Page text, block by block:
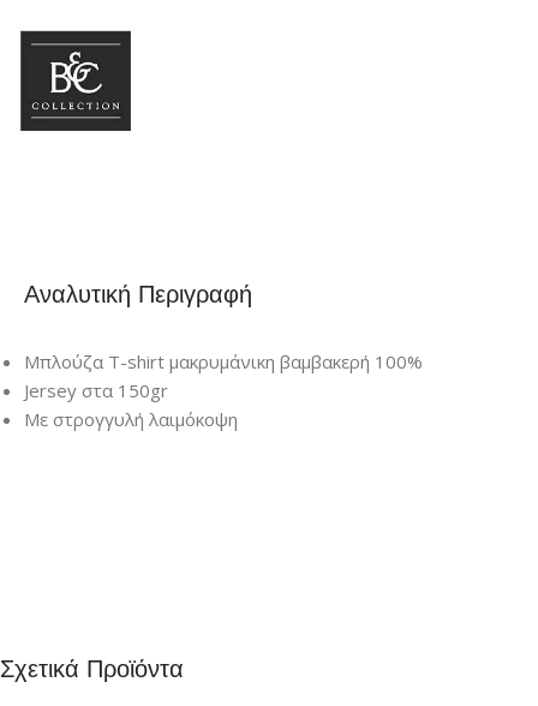
Αναλυτική Περιγραφή
Μπλούζα T-shirt μακρυμάνικη βαμβακερή 100%
Jersey στα 150gr
Με στρογγυλή λαιμόκοψη
Σχετικά Προϊόντα